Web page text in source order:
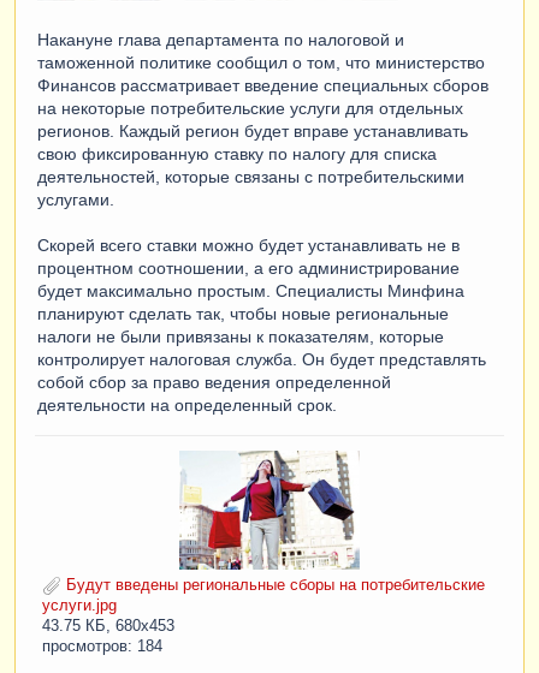
Накануне глава департамента по налоговой и
таможенной политике сообщил о том, что министерство
Финансов рассматривает введение специальных сборов
на некоторые потребительские услуги для отдельных
регионов. Каждый регион будет вправе устанавливать
свою фиксированную ставку по налогу для списка
деятельностей, которые связаны с потребительскими
услугами.
Скорей всего ставки можно будет устанавливать не в
процентном соотношении, а его администрирование
будет максимально простым. Специалисты Минфина
планируют сделать так, чтобы новые региональные
налоги не были привязаны к показателям, которые
контролирует налоговая служба. Он будет представлять
собой сбор за право ведения определенной
деятельности на определенный срок.
Будут введены региональные сборы на потребительские
услуги.jpg
43.75 КБ, 680x453
просмотров: 184